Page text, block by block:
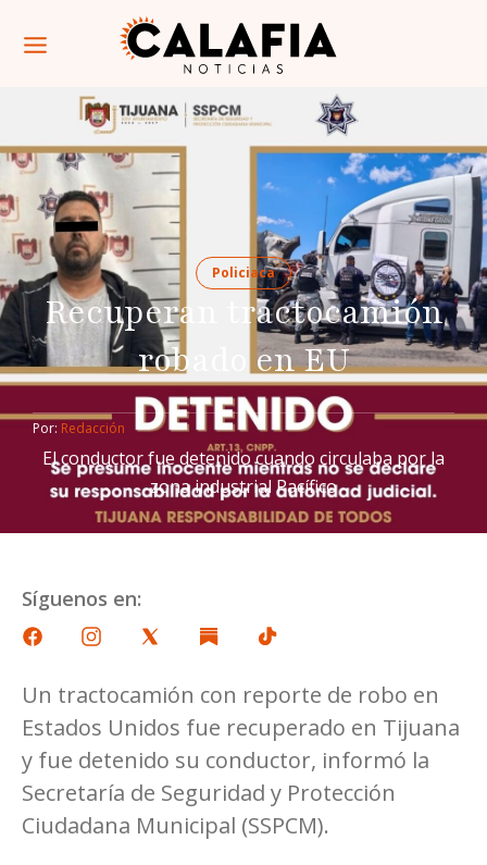
Policiaca
Recuperan tractocamión
robado en EU
Por: Redacción
El conductor fue detenido cuando circulaba por la
zona industrial Pacífico
Síguenos en:
Un tractocamión con reporte de robo en
Estados Unidos fue recuperado en Tijuana
y fue detenido su conductor, informó la
Secretaría de Seguridad y Protección
Ciudadana Municipal (SSPCM).